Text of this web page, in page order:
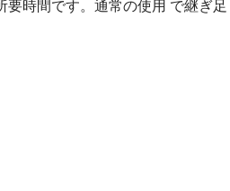
時間です。通常の使用 で継ぎ足